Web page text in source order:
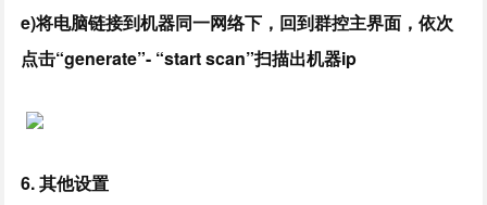
e)将电脑链接到机器同一网络下，回到群控主界面，依次
点击“generate”- “start scan”扫描出机器ip
6. 其他设置